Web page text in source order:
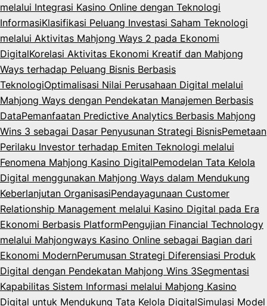
melalui Integrasi Kasino Online dengan Teknologi
InformasiKlasifikasi Peluang Investasi Saham Teknologi
melalui Aktivitas Mahjong Ways 2 pada Ekonomi
DigitalKorelasi Aktivitas Ekonomi Kreatif dan Mahjong
Ways terhadap Peluang Bisnis Berbasis
TeknologiOptimalisasi Nilai Perusahaan Digital melalui
Mahjong Ways dengan Pendekatan Manajemen Berbasis
DataPemanfaatan Predictive Analytics Berbasis Mahjong
Wins 3 sebagai Dasar Penyusunan Strategi BisnisPemetaan
Perilaku Investor terhadap Emiten Teknologi melalui
Fenomena Mahjong Kasino DigitalPemodelan Tata Kelola
Digital menggunakan Mahjong Ways dalam Mendukung
Keberlanjutan OrganisasiPendayagunaan Customer
Relationship Management melalui Kasino Digital pada Era
Ekonomi Berbasis PlatformPengujian Financial Technology
melalui Mahjongways Kasino Online sebagai Bagian dari
Ekonomi ModernPerumusan Strategi Diferensiasi Produk
Digital dengan Pendekatan Mahjong Wins 3Segmentasi
Kapabilitas Sistem Informasi melalui Mahjong Kasino
Digital untuk Mendukung Tata Kelola DigitalSimulasi Model